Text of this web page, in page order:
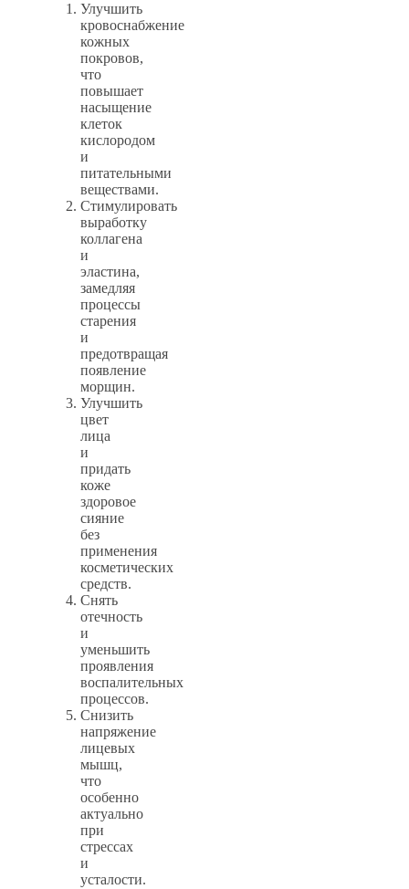
Улучшить
кровоснабжение
кожных
покровов,
что
повышает
насыщение
клеток
кислородом
и
питательными
веществами.
Стимулировать
выработку
коллагена
и
эластина,
замедляя
процессы
старения
и
предотвращая
появление
морщин.
Улучшить
цвет
лица
и
придать
коже
здоровое
сияние
без
применения
косметических
средств.
Снять
отечность
и
уменьшить
проявления
воспалительных
процессов.
Снизить
напряжение
лицевых
мышц,
что
особенно
актуально
при
стрессах
и
усталости.